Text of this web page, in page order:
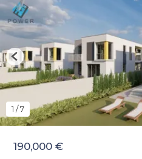
190,000 €
1 /7
Previous